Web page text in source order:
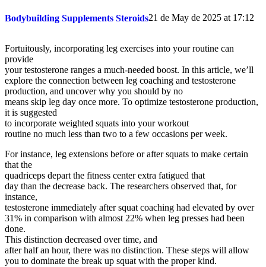
Bodybuilding Supplements Steroids21 de May de 2025 at 17:12
Fortuitously, incorporating leg exercises into your routine can
provide
your testosterone ranges a much-needed boost. In this article, we’ll
explore the connection between leg coaching and testosterone
production, and uncover why you should by no
means skip leg day once more. To optimize testosterone production,
it is suggested
to incorporate weighted squats into your workout
routine no much less than two to a few occasions per week.
For instance, leg extensions before or after squats to make certain
that the
quadriceps depart the fitness center extra fatigued that
day than the decrease back. The researchers observed that, for
instance,
testosterone immediately after squat coaching had elevated by over
31% in comparison with almost 22% when leg presses had been
done.
This distinction decreased over time, and
after half an hour, there was no distinction. These steps will allow
you to dominate the break up squat with the proper kind.